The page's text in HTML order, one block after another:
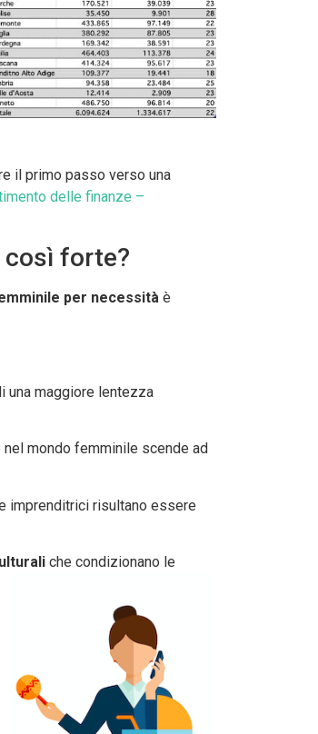
il primo passo verso una
delle finanze –
così forte?
per necessità è
una maggiore lentezza
mondo femminile scende ad
imprenditrici risultano essere
che condizionano le